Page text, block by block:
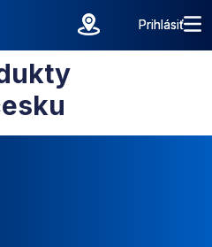
Prihlásiť
Prihlásiť